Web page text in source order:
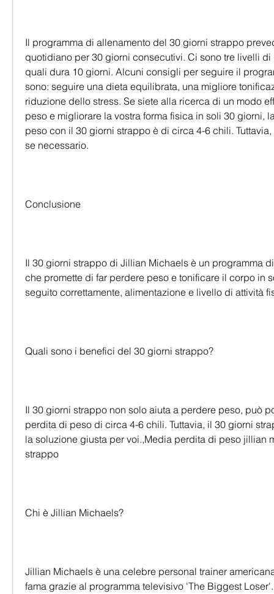
Il programma di allenamento del 30 giorni strappo
quotidiano per 30 giorni consecutivi. Ci sono tre livelli
quali dura 10 giorni. Alcuni consigli per seguire il
sono: seguire una dieta equilibrata, una migliore
riduzione dello stress. Se siete alla ricerca di un modo
peso e migliorare la vostra forma fisica in soli 30 giorni,
peso con il 30 giorni strappo è di circa 4-6 chili.
se necessario.
Conclusione
Il 30 giorni strappo di Jillian Michaels è un programma
che promette di far perdere peso e tonificare il corpo in
seguito correttamente, alimentazione e livello di attività
Quali sono i benefici del 30 giorni strappo?
Il 30 giorni strappo non solo aiuta a perdere peso, può
perdita di peso di circa 4-6 chili. Tuttavia, il 30 giorni
la soluzione giusta per voi.,Media perdita di peso jillian
strappo
Chi è Jillian Michaels?
Jillian Michaels è una celebre personal trainer
fama grazie al programma televisivo 'The Biggest